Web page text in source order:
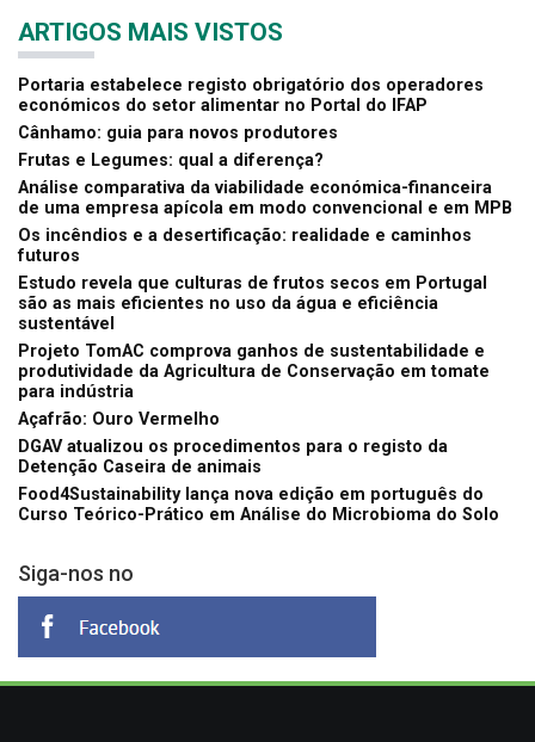
ARTIGOS MAIS VISTOS
Portaria estabelece registo obrigatório dos operadores
económicos do setor alimentar no Portal do IFAP
Cânhamo: guia para novos produtores
Frutas e Legumes: qual a diferença?
Análise comparativa da viabilidade económica-financeira
de uma empresa apícola em modo convencional e em MPB
Os incêndios e a desertificação: realidade e caminhos
futuros
Estudo revela que culturas de frutos secos em Portugal
são as mais eficientes no uso da água e eficiência
sustentável
Projeto TomAC comprova ganhos de sustentabilidade e
produtividade da Agricultura de Conservação em tomate
para indústria
Açafrão: Ouro Vermelho
DGAV atualizou os procedimentos para o registo da
Detenção Caseira de animais
Food4Sustainability lança nova edição em português do
Curso Teórico-Prático em Análise do Microbioma do Solo
Siga-nos no